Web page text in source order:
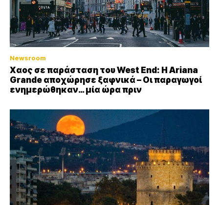
Newsroom
Xαος σε παράσταση του West End: Η Αriana
Grande αποχώρησε ξαφνικά – Οι παραγωγοί
ενημερώθηκαν… μία ώρα πριν